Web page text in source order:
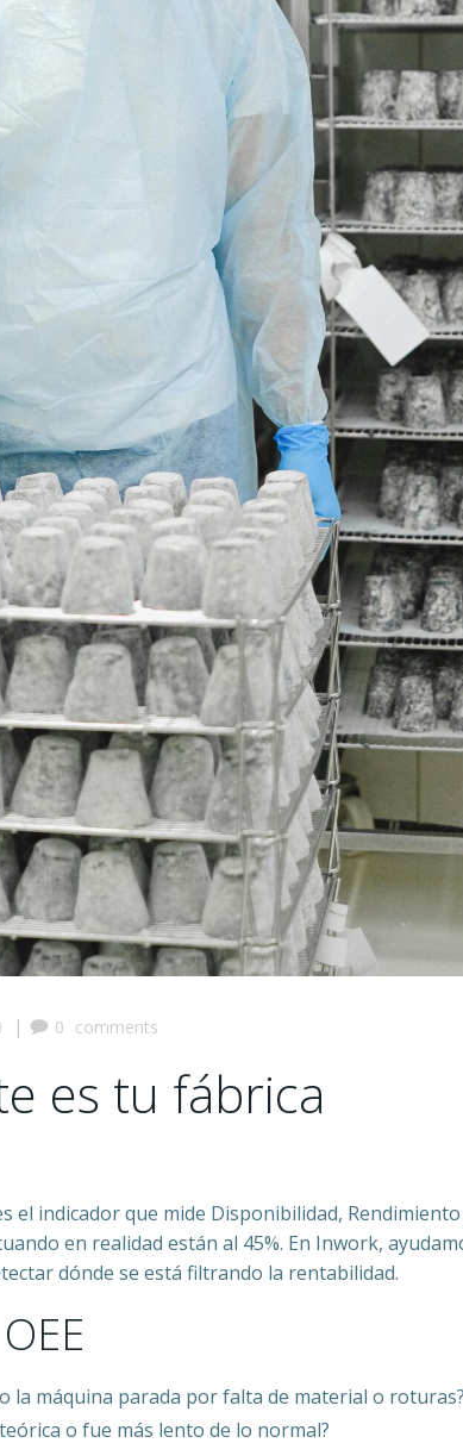
| 0 comments
es tu fábrica
el indicador que mide Disponibilidad, Rendimiento
en realidad están al 45%. En Inwork,
dónde se está filtrando la rentabilidad.
la máquina parada por falta de material o roturas?
o fue más lento de lo normal?